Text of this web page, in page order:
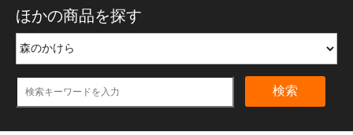
ほかの商品を探す
検索